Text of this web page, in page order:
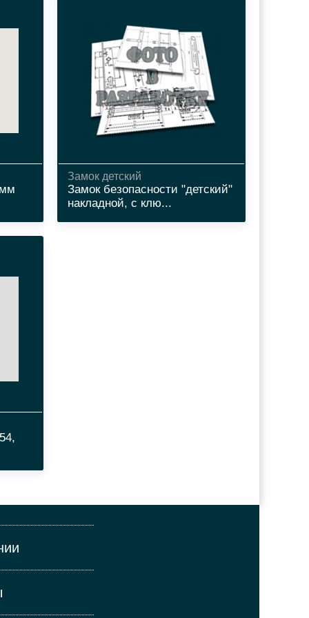
Замок детский
Замок безопасности "детский"
накладной, с клю...